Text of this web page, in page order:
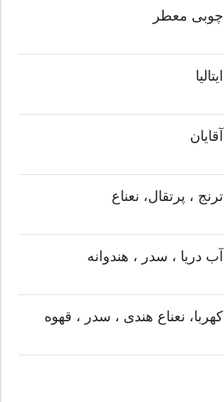
چوبی معطر
ایتالیا
آقایان
ترنج ، پرتقال، نعناع
آب دریا ، سدر ، هندوانه
کهربا، نعناع هندی ، سدر ، قهوه